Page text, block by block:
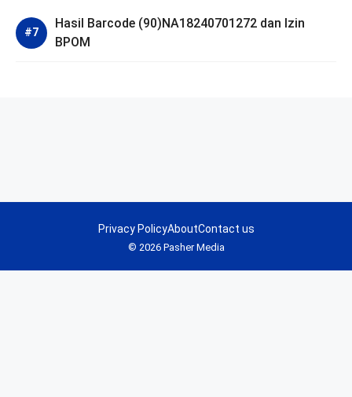
Hasil Barcode (90)NA18240701272 dan Izin
BPOM
© 2026 Pasher Media
Privacy PolicyAboutContact us